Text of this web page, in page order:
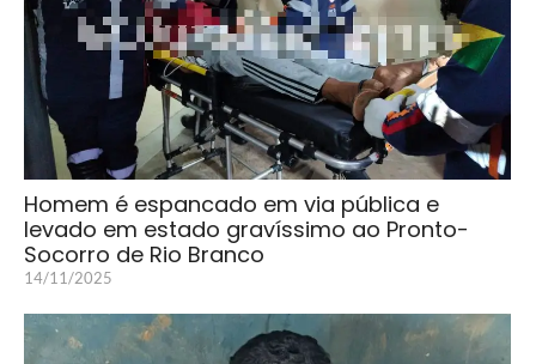
Homem é espancado em via pública e
levado em estado gravíssimo ao Pronto-
Socorro de Rio Branco
14/11/2025